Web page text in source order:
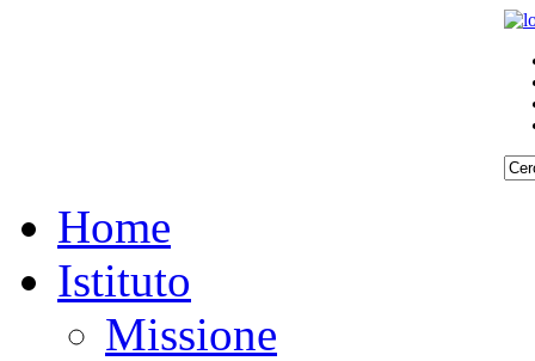
Home
Istituto
Missione